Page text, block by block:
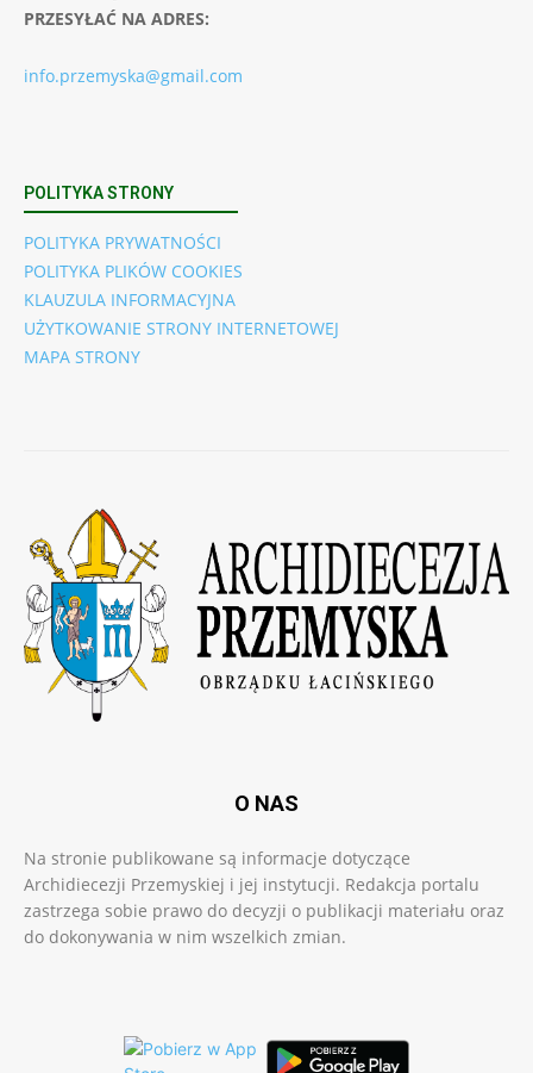
PRZESYŁAĆ NA ADRES:
info.przemyska@gmail.com
POLITYKA STRONY
POLITYKA PRYWATNOŚCI
POLITYKA PLIKÓW COOKIES
KLAUZULA INFORMACYJNA
UŻYTKOWANIE STRONY INTERNETOWEJ
MAPA STRONY
O NAS
Na stronie publikowane są informacje dotyczące
Archidiecezji Przemyskiej i jej instytucji. Redakcja portalu
zastrzega sobie prawo do decyzji o publikacji materiału oraz
do dokonywania w nim wszelkich zmian.